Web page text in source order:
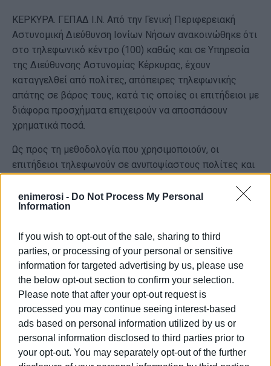
enimerosi - Do Not Process My Personal
Information
If you wish to opt-out of the sale, sharing to third
parties, or processing of your personal or sensitive
information for targeted advertising by us, please use
the below opt-out section to confirm your selection.
Please note that after your opt-out request is
processed you may continue seeing interest-based
ads based on personal information utilized by us or
personal information disclosed to third parties prior to
your opt-out. You may separately opt-out of the further
ΚΕΡΚΥΡΑ. ΓΕΠΑΔ Ι.Ν. Από την Γενική Περιφερειακή
Αστυνομική Διεύθυνση Ιονίων Νήσων ανακοινώθηκε ότι
στο τηλεφωνικό κέντρο (100) καθώς και σε Υπηρεσία
της Διεύθυνσης Αστυνομίας Κέρκυρας, έχουν
καταγγελθεί από πολίτες, απόπειρες τηλεφωνικής
απάτης σε βάρος τους, κατά τις οποίες οι επιτήδειοι με
διάφορα προσχήματα επιχειρούν να αποσπάσουν
χρηματικά ποσά.
Ως προς τη μεθοδολογία που χρησιμοποιούν, οι
επιτήδειοι τηλεφωνούν σε ανυποψίαστους πολίτες και
•τον γιατρό, υποστηρίζοντας ψευδώς ότι συγγενικά
ζητούν χρηματικό ποσό προκειμένου να χειρουργηθούν
άμεσα και
•τον υπάλληλο φορέα, όπου με το πρόσχημα της
επιστροφής φόρου επιδιώκουν να αποκτήσουν
πρόσβαση στην ηλεκτρονική τραπεζική τους.
Καλούμε του πολίτες να είναι ιδιαίτερα επιφυλακτικοί
και σε κάθε περίπτωση, ακόμη και απόπειρας, να
απευθύνονται αμέσως στην Αστυνομία στον τριψήφιο